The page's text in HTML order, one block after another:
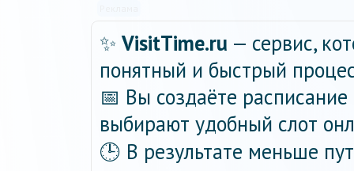
✨ VisitTime.ru — сервис,
понятный и быстрый
📅 Вы создаёте
выбирают удобный слот
🕒 В результате меньше